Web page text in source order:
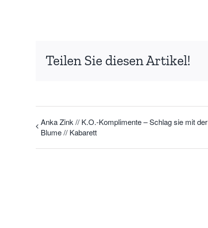
Teilen Sie diesen Artikel!
Anka Zink // K.O.-Komplimente – Schlag sie mit der
Blume // Kabarett